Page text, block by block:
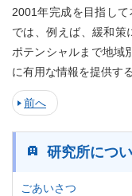
2001年完成を目指し
では、例えば、緩和策
ポテンシャルまで地域
に有用な情報を提供す
前へ
研究所につ
ごあいさつ